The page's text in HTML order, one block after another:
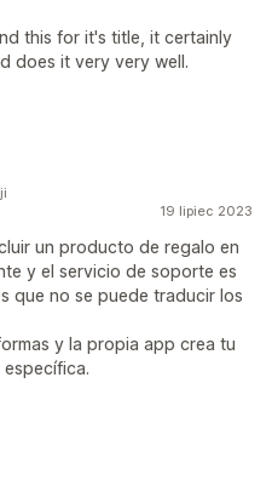
this for it's title, it certainly
does it very very well.
19 lipiec 2023
un producto de regalo en
y el servicio de soporte es
que no se puede traducir los
y la propia app crea tu